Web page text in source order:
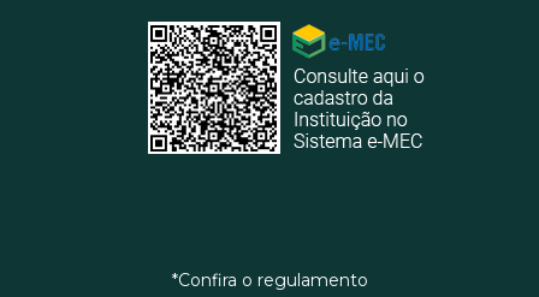
*Confira o regulamento